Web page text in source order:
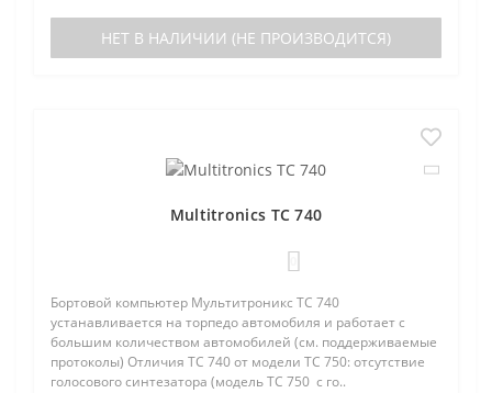
НЕТ В НАЛИЧИИ (НЕ ПРОИЗВОДИТСЯ)
Multitronics TC 740
Бортовой компьютер Мультитроникс TC 740
устанавливается на торпедо автомобиля и работает с
большим количеством автомобилей (см. поддерживаемые
протоколы) Отличия TC 740 от модели TC 750: отсутствие
голосового синтезатора (модель TC 750 с го..